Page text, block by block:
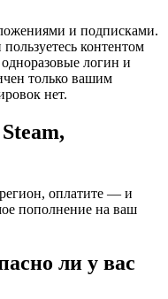
и подписками.
контентом
логин и
только вашим
нет.
оплатите — и
пополнение на ваш
ли у вас